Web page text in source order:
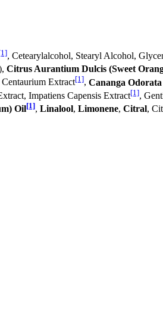
, Cetearylalcohol, Stearyl Alcohol,
Citrus Aurantium Dulcis (Sweet
Centaurium Extract[1], Cananga
Impatiens Capensis Extract[1],
Oil[1], Linalool, Limonene, Citral,